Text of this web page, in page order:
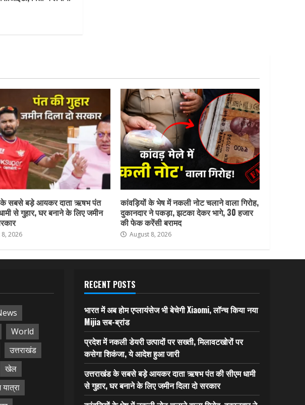
के सबसे बड़े आयकर दाता ऋषभ पंत
से गुहार, घर बनाने के लिए जमीन
2026
कांवड़ियों के भेष में नकली नोट चलाने वाला गिरोह,
दुकानदार ने पकड़ा, झटका देकर भागे, 30 हजार
की फेक करेंसी बरामद
August 8, 2026
World
उत्तराखंड
खेल
यात्रा
RECENT POSTS
भारत में अब होम एप्लायंसेज भी बेचेगी Xiaomi, लॉन्च किया नया
Mijia सब-ब्रांड
प्रदेश में नकली डेयरी उत्पादों पर सख्ती, मिलावटखोरों पर
कसेगा शिकंजा, ये आदेश हुआ जारी
उत्तराखंड के सबसे बड़े आयकर दाता ऋषभ पंत की सीएम धामी
से गुहार, घर बनाने के लिए जमीन दिला दो सरकार